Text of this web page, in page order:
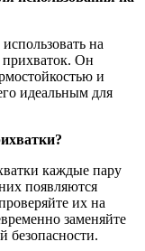
на
Он
и
идеальным для
каждые пару
появляются
их на
заменяйте
безопасности.